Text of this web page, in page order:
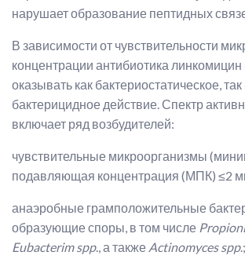
нарушает образование пептидных
В зависимости от чувствительности
концентрации антибиотика
оказывать как бактериостатическое, так
бактерицидное действие. Спектр
включает ряд возбудителей:
чувствительные микроорганизмы
подавляющая концентрация (МПК) ≤2
анаэробные грамположительные
образующие споры, в том числе
Eubacterim spp., а также Actinomyces spp.;